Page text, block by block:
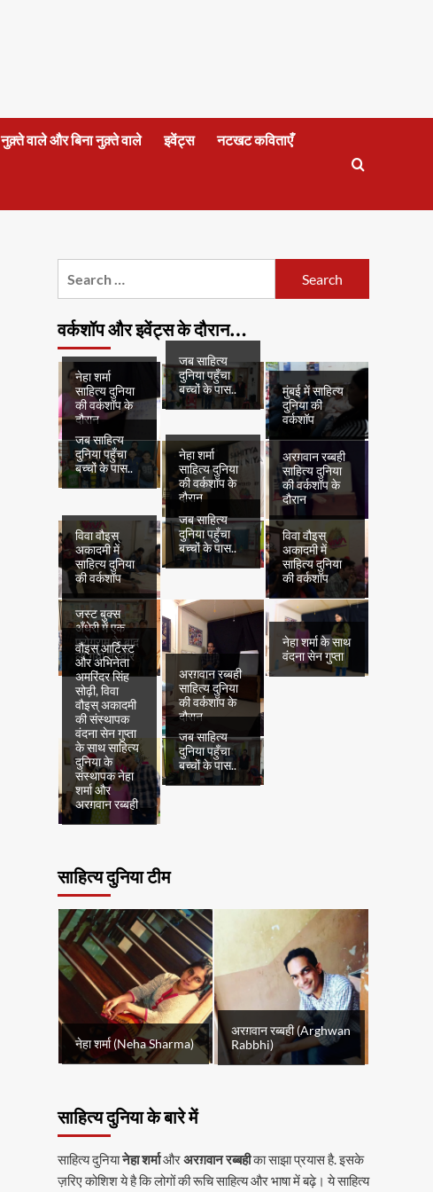
नुक़्ते वाले और बिना नुक़्ते वाले इवेंट्स नटखट कविताएँ
वर्कशॉप और इवेंट्स के दौरान…
नेहा शर्मा
साहित्य दुनिया
की वर्कशॉप के
दौरान
जब साहित्य
दुनिया पहुँचा
बच्चों के पास..
मुंबई में साहित्य
दुनिया की
वर्कशॉप
जब साहित्य
दुनिया पहुँचा
बच्चों के पास..
नेहा शर्मा
साहित्य दुनिया
की वर्कशॉप के
दौरान
अरग़वान रब्बही
साहित्य दुनिया
की वर्कशॉप के
दौरान
विवा वौइस्
अकादमी में
साहित्य दुनिया
की वर्कशॉप
जब साहित्य
दुनिया पहुँचा
बच्चों के पास..
विवा वौइस्
अकादमी में
साहित्य दुनिया
की वर्कशॉप
जस्ट बुक्स
अँधेरी में एक
प्रोग्राम के बाद
ली गयी तस्वीर
अरग़वान रब्बही
साहित्य दुनिया
की वर्कशॉप के
दौरान
नेहा शर्मा के साथ
वंदना सेन गुप्ता
वौइस् आर्टिस्ट
और अभिनेता
अमरिंदर सिंह
सोढ़ी, विवा
वौइस् अकादमी
की संस्थापक
वंदना सेन गुप्ता
के साथ साहित्य
दुनिया के
संस्थापक नेहा
शर्मा और
अरग़वान रब्बही
जब साहित्य
दुनिया पहुँचा
बच्चों के पास..
साहित्य दुनिया टीम
नेहा शर्मा (Neha Sharma)
अरग़वान रब्बही (Arghwan
Rabbhi)
साहित्य दुनिया के बारे में
साहित्य दुनियानेहा शर्माऔरअरग़वान रब्बहीका साझा प्रयास है. इसके
ज़रिए कोशिश ये है कि लोगों की रूचि साहित्य और भाषा में बढ़े। ये साहित्य